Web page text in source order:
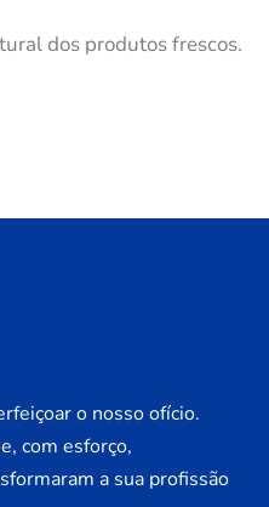
dos produtos frescos.
o nosso ofício.
com esforço,
a sua profissão